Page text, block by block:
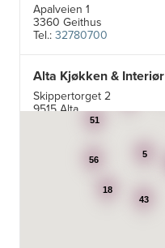
Apalveien 1
3360 Geithus
Tel.: 32780700
Alta Kjøkken & Interiør
Skippertorget 2
9515 Alta
99007242
Aran Scandinavia AS
Stadsing. Dahls gt. 31A
7043 Trondheim
51
56
43
5
18